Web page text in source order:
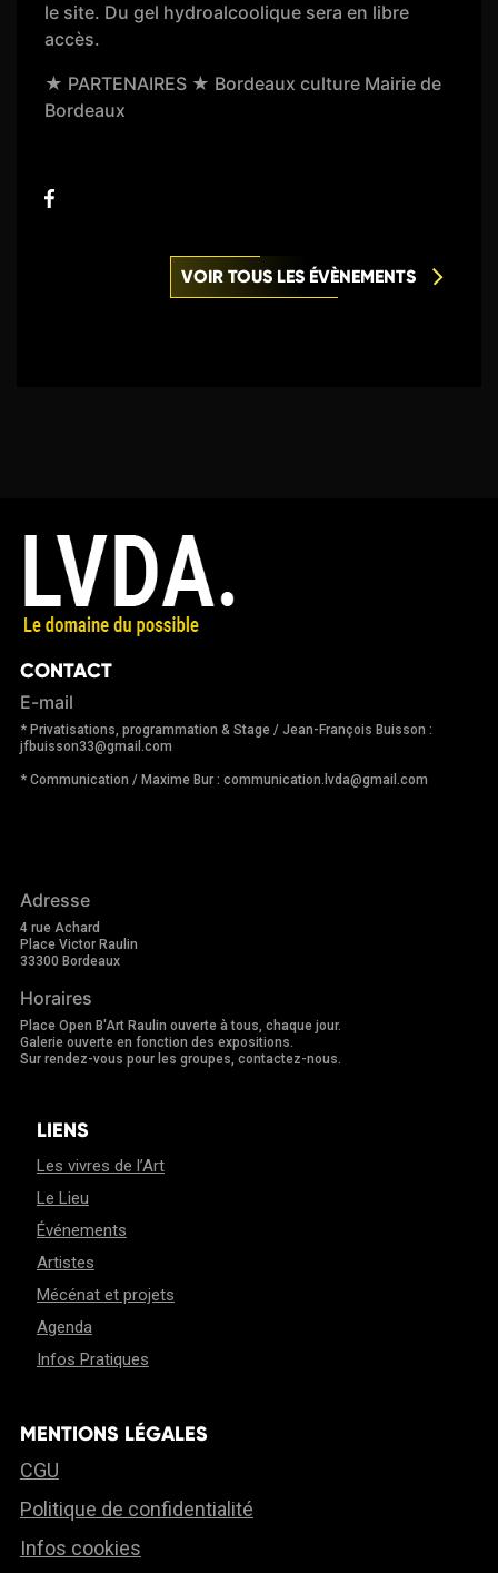
le site. Du gel hydroalcoolique sera en libre
accès.
★ PARTENAIRES ★ Bordeaux culture Mairie de
Bordeaux
VOIR TOUS LES ÉVÈNEMENTS
CONTACT
E-mail
* Privatisations, programmation & Stage / Jean-François Buisson :
jfbuisson33@gmail.com
* Communication / Maxime Bur : communication.lvda@gmail.com
Adresse
4 rue Achard
Place Victor Raulin
33300 Bordeaux
Horaires
Place Open B'Art Raulin ouverte à tous, chaque jour.
Galerie ouverte en fonction des expositions.
Sur rendez-vous pour les groupes, contactez-nous.
LIENS
Les vivres de l’Art
Le Lieu
Événements
Artistes
Mécénat et projets
Agenda
Infos Pratiques
MENTIONS LÉGALES
CGU
Politique de confidentialité
Infos cookies